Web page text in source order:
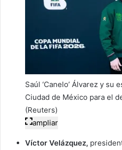
Saúl ‘Canelo’ Álvarez y su
Ciudad de México para el
(Reuters)
ampliar
Víctor Velázquez,